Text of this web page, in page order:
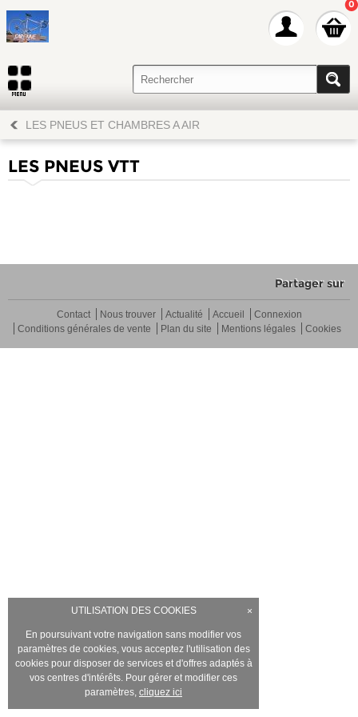
0
UTILISATION DES COOKIES ×
En poursuivant votre navigation sans modifier vos
paramètres de cookies, vous acceptez l'utilisation des
cookies pour disposer de services et d'offres adaptés à
vos centres d'intérêts. Pour gérer et modifier ces
paramètres, cliquez ici
LES PNEUS ET CHAMBRES A AIR
LES PNEUS VTT
Partager sur
Contact Nous trouver Actualité Accueil
Connexion
Conditions générales de vente
Plan du site Mentions légales Cookies